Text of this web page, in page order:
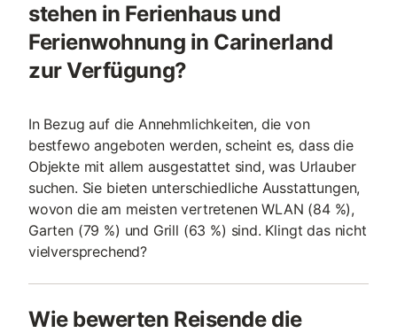
stehen in Ferienhaus und
Ferienwohnung in Carinerland
zur Verfügung?
In Bezug auf die Annehmlichkeiten, die von
bestfewo angeboten werden, scheint es, dass die
Objekte mit allem ausgestattet sind, was Urlauber
suchen. Sie bieten unterschiedliche Ausstattungen,
wovon die am meisten vertretenen WLAN (84 %),
Garten (79 %) und Grill (63 %) sind. Klingt das nicht
vielversprechend?
Wie bewerten Reisende die